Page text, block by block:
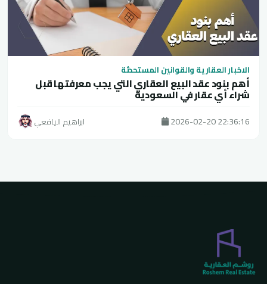
الاخبار العقارية والقوانين المستحدثة
أهم بنود عقد البيع العقاري التي يجب معرفتها قبل
شراء أي عقار في السعودية
ابراهيم اليافعي 2026-02-20 22:36:16